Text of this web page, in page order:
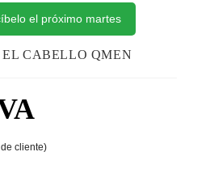
el próximo martes
CABELLO QMEN
cliente)